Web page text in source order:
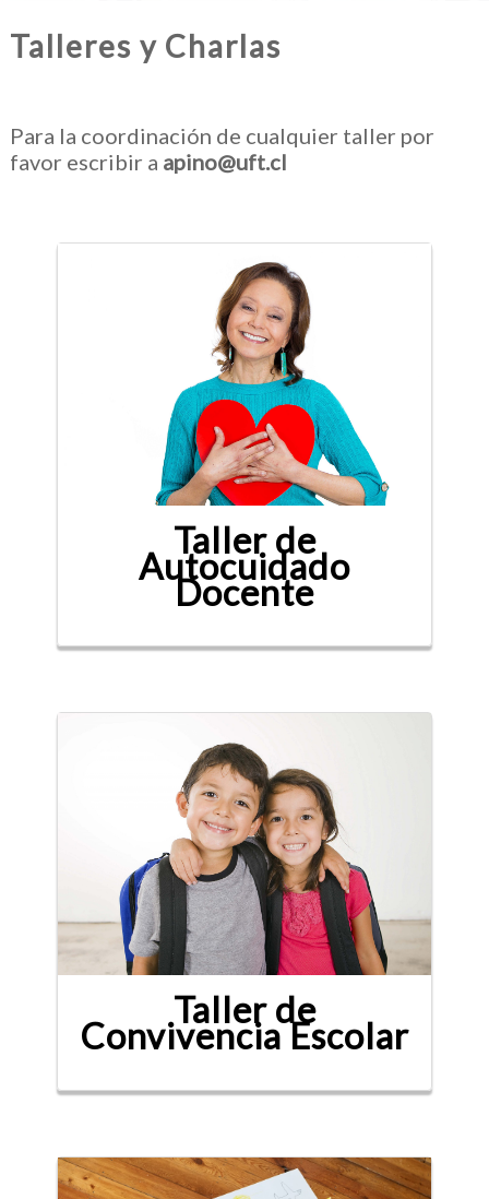
Talleres y Charlas
Para la coordinación de cualquier taller por
favor escribir a apino@uft.cl
Taller de
Autocuidado
Docente
Taller de
Convivencia Escolar